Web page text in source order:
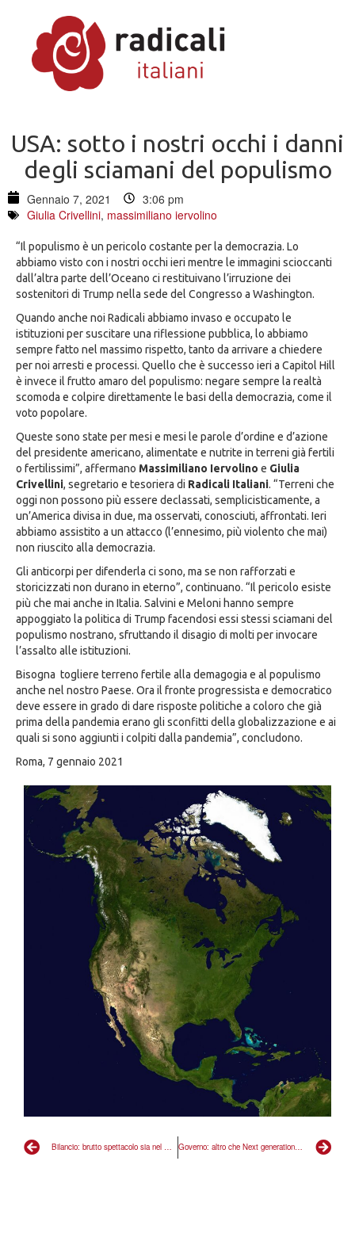
USA: sotto i nostri occhi i danni
degli sciamani del populismo
Gennaio 7, 2021
3:06 pm
Giulia Crivellini, massimiliano iervolino
Bilancio: brutto spettacolo sia nel metodo che nel merito Governo: altro che Next generation, siamo ostaggio della vecchia politica
“Il populismo è un pericolo costante per la democrazia. Lo
abbiamo visto con i nostri occhi ieri mentre le immagini scioccanti
dall’altra parte dell’Oceano ci restituivano l’irruzione dei
sostenitori di Trump nella sede del Congresso a Washington.
Quando anche noi Radicali abbiamo invaso e occupato le
istituzioni per suscitare una riflessione pubblica, lo abbiamo
sempre fatto nel massimo rispetto, tanto da arrivare a chiedere
per noi arresti e processi. Quello che è successo ieri a Capitol Hill
è invece il frutto amaro del populismo: negare sempre la realtà
scomoda e colpire direttamente le basi della democrazia, come il
voto popolare.
Queste sono state per mesi e mesi le parole d’ordine e d’azione
del presidente americano, alimentate e nutrite in terreni già fertili
o fertilissimi”, affermano Massimiliano Iervolino e Giulia
Crivellini, segretario e tesoriera di Radicali Italiani. “Terreni che
oggi non possono più essere declassati, semplicisticamente, a
un’America divisa in due, ma osservati, conosciuti, affrontati. Ieri
abbiamo assistito a un attacco (l’ennesimo, più violento che mai)
non riuscito alla democrazia.
Gli anticorpi per difenderla ci sono, ma se non rafforzati e
storicizzati non durano in eterno”, continuano. “Il pericolo esiste
più che mai anche in Italia. Salvini e Meloni hanno sempre
appoggiato la politica di Trump facendosi essi stessi sciamani del
populismo nostrano, sfruttando il disagio di molti per invocare
l’assalto alle istituzioni.
Bisogna togliere terreno fertile alla demagogia e al populismo
anche nel nostro Paese. Ora il fronte progressista e democratico
deve essere in grado di dare risposte politiche a coloro che già
prima della pandemia erano gli sconfitti della globalizzazione e ai
quali si sono aggiunti i colpiti dalla pandemia”, concludono.
Roma, 7 gennaio 2021